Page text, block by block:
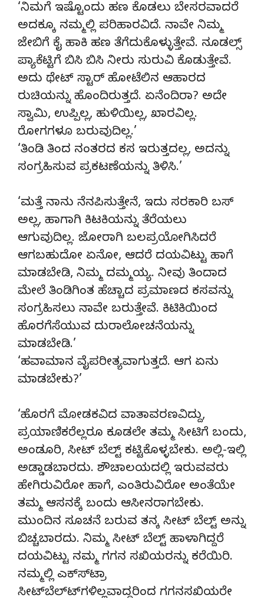
‘ನಿಮಗೆ ಇಷ್ಟೊಂದು ಹಣ ಕೊಡಲು ಬೇಸರವಾದರೆ
ಅದಕ್ಕೂ ನಮ್ಮಲ್ಲಿ ಪರಿಹಾರವಿದೆ. ನಾವೇ ನಿಮ್ಮ
ಜೇಬಿಗೆ ಕೈ ಹಾಕಿ ಹಣ ತೆಗೆದುಕೊಳ್ಳುತ್ತೇವೆ. ನೂಡಲ್ಸ್
ಪ್ಯಾಕೆಟ್ಟಿಗೆ ಬಿಸಿ ಬಿಸಿ ನೀರು ಸುರುವಿ ಕೊಡುತ್ತೇವೆ.
ಅದು ಥೇಟ್ ಸ್ಟಾರ್ ಹೋಟೆಲಿನ ಆಹಾರದ
ರುಚಿಯನ್ನು ಹೊಂದಿರುತ್ತದೆ. ಏನೆಂದಿರಾ? ಅದೇ
ಸ್ವಾಮಿ, ಉಪ್ಪಿಲ್ಲ, ಹುಳಿಯಿಲ್ಲ, ಖಾರವಿಲ್ಲ.
ರೋಗಗಳೂ ಬರುವುದಿಲ್ಲ.’
‘ತಿಂಡಿ ತಿಂದ ನಂತರದ ಕಸ ಇರುತ್ತದಲ್ಲ, ಅದನ್ನು
ಸಂಗ್ರಹಿಸುವ ಪ್ರಕಟಣೆಯನ್ನು ತಿಳಿಸಿ.’
‘ಮತ್ತೆ ನಾನು ನೆನಪಿಸುತ್ತೇನೆ, ಇದು ಸರಕಾರಿ ಬಸ್
ಅಲ್ಲ, ಹಾಗಾಗಿ ಕಿಟಕಿಯನ್ನು ತೆರೆಯಲು
ಆಗುವುದಿಲ್ಲ. ಜೋರಾಗಿ ಬಲಪ್ರಯೋಗಿಸಿದರೆ
ಆಗಬಹುದೋ ಏನೋ, ಆದರೆ ದಯವಿಟ್ಟು ಹಾಗೆ
ಮಾಡಬೇಡಿ, ನಿಮ್ಮ ದಮ್ಮಯ್ಯ. ನೀವು ತಿಂದಾದ
ಮೇಲೆ ತಿಂಡಿಗಿಂತ ಹೆಚ್ಚಾದ ಪ್ರಮಾಣದ ಕಸವನ್ನು
ಸಂಗ್ರಹಿಸಲು ನಾವೇ ಬರುತ್ತೇವೆ. ಕಿಟಿಕಿಯಿಂದ
ಹೊರಗೆಸೆಯುವ ದುರಾಲೋಚನೆಯನ್ನು
ಮಾಡಬೇಡಿ.’
‘ಹವಾಮಾನ ವೈಪರೀತ್ಯವಾಗುತ್ತದೆ. ಆಗ ಏನು
ಮಾಡಬೇಕು?’
‘ಹೊರಗೆ ಮೋಡಕವಿದ ವಾತಾವರಣವಿದ್ದು,
ಪ್ರಯಾಣಿಕರೆಲ್ಲರೂ ಕೂಡಲೇ ತಮ್ಮ ಸೀಟಿಗೆ ಬಂದು,
ಅಂಡೂರಿ, ಸೀಟ್ ಬೆಲ್ಟ್ ಕಟ್ಟಿಕೊಳ್ಳಬೇಕು. ಅಲ್ಲಿ-ಇಲ್ಲಿ
ಅಡ್ಡಾಡಬಾರದು. ಶೌಚಾಲಯದಲ್ಲಿ ಇರುವವರು
ಹೇಗಿರುವಿರೋ ಹಾಗೆ, ಎಂತಿರುವಿರೋ ಅಂತೆಯೇ
ತಮ್ಮ ಆಸನಕ್ಕೆ ಬಂದು ಆಸೀನರಾಗಬೇಕು.
ಮುಂದಿನ ಸೂಚನೆ ಬರುವ ತನ್ಕ ಸೀಟ್ ಬೆಲ್ಟ್ ಅನ್ನು
ಬಿಚ್ಚಬಾರದು. ನಿಮ್ಮ ಸೀಟ್ ಬೆಲ್ಟ್ ಹಾಳಾಗಿದ್ದರೆ
ದಯವಿಟ್ಟು ನಮ್ಮ ಗಗನ ಸಖಿಯರನ್ನು ಕರೆಯಿರಿ.
ನಮ್ಮಲ್ಲಿ ಎಕ್ಸ್‍ಟ್ರಾ
ಸೀಟ್‍ಬೆಲ್ಟ್‍ಗಳಿಲ್ಲವಾದ್ದರಿಂದ ಗಗನಸಖಿಯರೇ